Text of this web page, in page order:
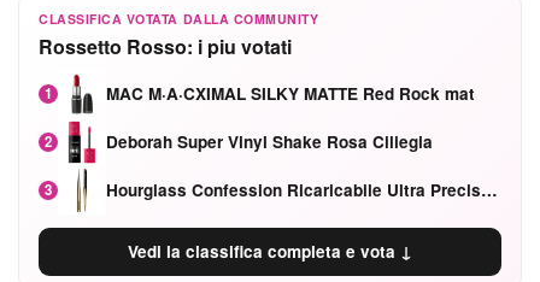
CLASSIFICA VOTATA DALLA COMMUNITY
Rossetto Rosso: i piu votati
1 MAC M·A·CXIMAL SILKY MATTE Red Rock mat
2 Deborah Super Vinyl Shake Rosa Ciliegia
3 Hourglass Confession Ricaricabile Ultra Preciso Ad Alta Intensità Secretly Classic Red
Vedi la classifica completa e vota ↓